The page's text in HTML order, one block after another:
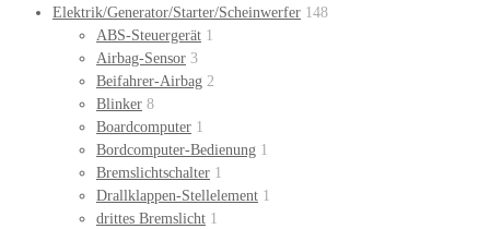
Elektrik/Generator/Starter/Scheinwerfer 148
ABS-Steuergerät 1
Airbag-Sensor 3
Beifahrer-Airbag 2
Blinker 8
Boardcomputer 1
Bordcomputer-Bedienung 1
Bremslichtschalter 1
Drallklappen-Stellelement 1
drittes Bremslicht 1